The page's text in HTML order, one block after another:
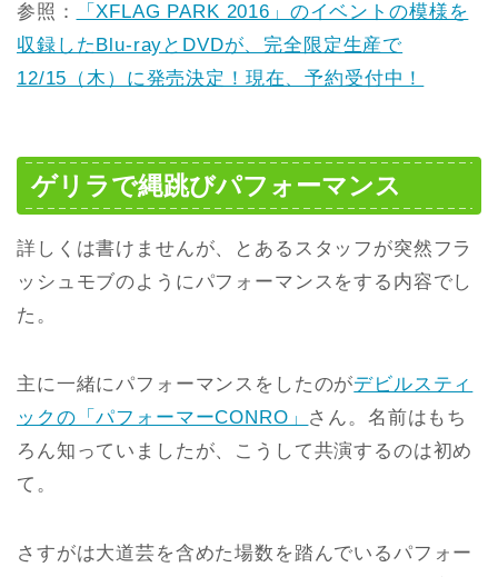
参照：
「XFLAG PARK 2016」のイベントの模様を
収録したBlu-rayとDVDが、完全限定生産で
12/15（木）に発売決定！現在、予約受付中！
ゲリラで縄跳びパフォーマンス
詳しくは書けませんが、とあるスタッフが突然フラ
ッシュモブのようにパフォーマンスをする内容でし
た。
主に一緒にパフォーマンスをしたのがデビルスティ
ックの「パフォーマーCONRO」 さん。名前はもち
ろん知っていましたが、こうして共演するのは初め
て。
さすがは大道芸を含めた場数を踏んでいるパフォー